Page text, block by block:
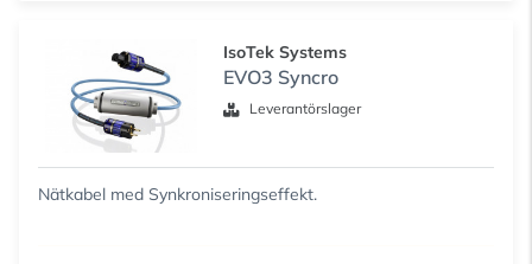
IsoTek Systems
EVO3 Syncro
Leverantörslager
Nätkabel med Synkroniseringseffekt.